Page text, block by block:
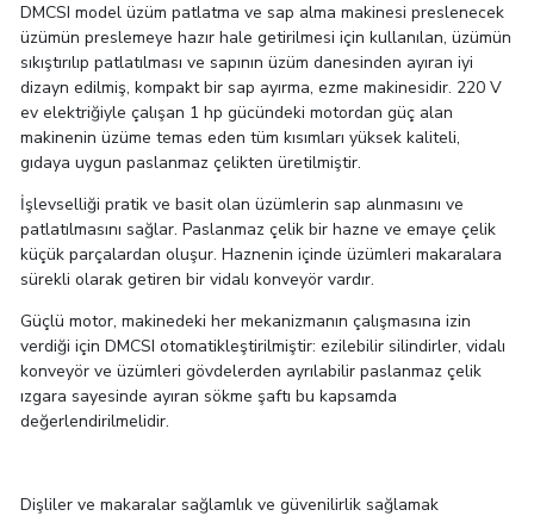
DMCSI model üzüm patlatma ve sap alma makinesi preslenecek
üzümün preslemeye hazır hale getirilmesi için kullanılan, üzümün
sıkıştırılıp patlatılması ve sapının üzüm danesinden ayıran iyi
dizayn edilmiş, kompakt bir sap ayırma, ezme makinesidir. 220 V
ev elektriğiyle çalışan 1 hp gücündeki motordan güç alan
makinenin üzüme temas eden tüm kısımları yüksek kaliteli,
gıdaya uygun paslanmaz çelikten üretilmiştir.
İşlevselliği pratik ve basit olan üzümlerin sap alınmasını ve
patlatılmasını sağlar. Paslanmaz çelik bir hazne ve emaye çelik
küçük parçalardan oluşur. Haznenin içinde üzümleri makaralara
sürekli olarak getiren bir vidalı konveyör vardır.
Güçlü motor, makinedeki her mekanizmanın çalışmasına izin
verdiği için DMCSI otomatikleştirilmiştir: ezilebilir silindirler, vidalı
konveyör ve üzümleri gövdelerden ayrılabilir paslanmaz çelik
ızgara sayesinde ayıran sökme şaftı bu kapsamda
değerlendirilmelidir.
Dişliler ve makaralar sağlamlık ve güvenilirlik sağlamak